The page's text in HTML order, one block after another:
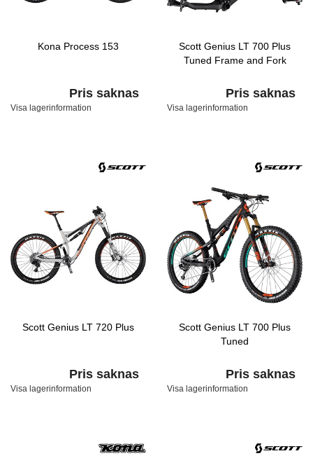
Kona Process 153
Pris saknas
Visa lagerinformation
Scott Genius LT 700 Plus
Tuned Frame and Fork
Pris saknas
Visa lagerinformation
Scott Genius LT 720 Plus
Pris saknas
Visa lagerinformation
Scott Genius LT 700 Plus
Tuned
Pris saknas
Visa lagerinformation